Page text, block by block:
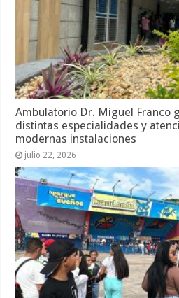
Ambulatorio Dr. Miguel Franco
distintas especialidades y
modernas instalaciones
julio 22, 2026